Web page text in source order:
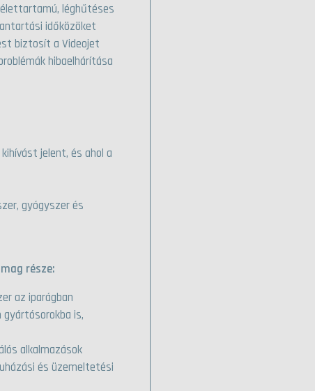
léghűtéses
időközöket
biztosít a Videojet
hibaelhárítása
jelent, és ahol a
gyógyszer és
része:
az iparágban
is,
alkalmazások
és üzemeltetési